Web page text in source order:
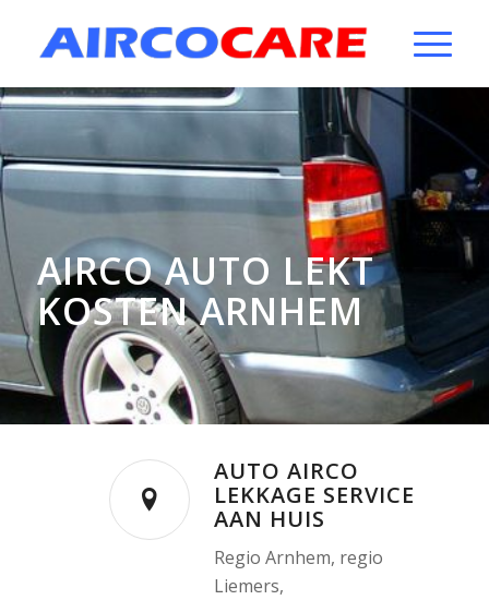
AIRCO AUTO LEKT
KOSTEN ARNHEM
AUTO AIRCO
LEKKAGE SERVICE
AAN HUIS
Regio Arnhem, regio
Liemers,